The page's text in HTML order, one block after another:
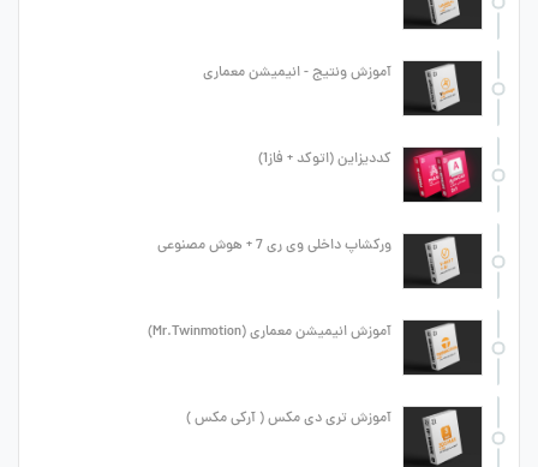
آموزش ونتیج - انیمیشن معماری
کددیزاین (اتوکد + فاز1)
ورکشاپ داخلی وی ری 7 + هوش مصنوعی
آموزش انیمیشن معماری (Mr.Twinmotion)
آموزش تری دی مکس ( آرکی مکس )